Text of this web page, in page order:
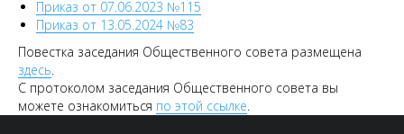
Приказ от 07.06.2023 №115
Приказ от 13.05.2024 №83
Повестка заседания Общественного совета размещена
здесь.
С протоколом заседания Общественного совета вы
можете ознакомиться по этой ссылке.